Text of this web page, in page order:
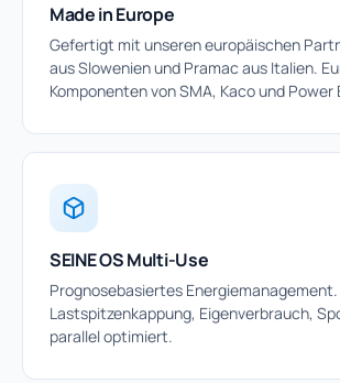
Made in Europe
Gefertigt mit unseren europäischen
aus Slowenien und Pramac aus Italien.
Komponenten von SMA, Kaco und
SEINE OS Multi-Use
Prognosebasiertes Energiemanagement.
Lastspitzenkappung, Eigenverbrauch,
parallel optimiert.